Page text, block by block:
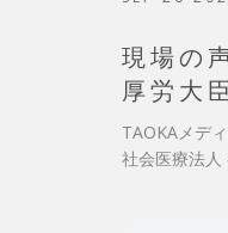
現場の
厚労大
TAOKAメデ
社会医療法